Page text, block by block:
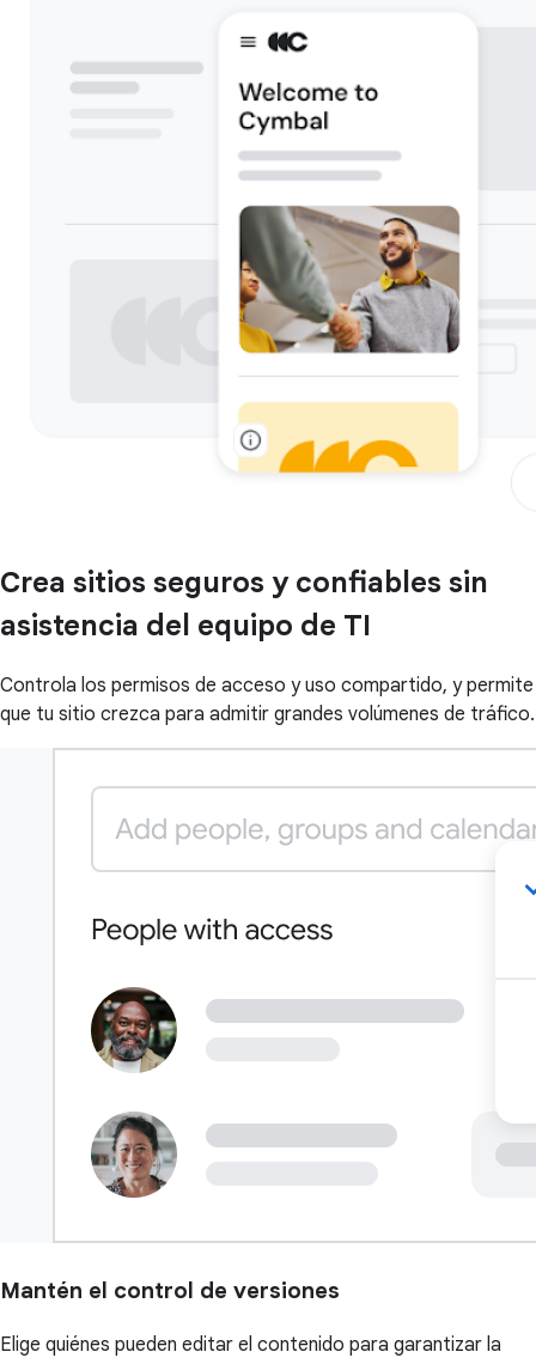
Crea sitios seguros y confiables sin
asistencia del equipo de TI
Controla los permisos de acceso y uso compartido, y permite
que tu sitio crezca para admitir grandes volúmenes de tráfico.
Mantén el control de versiones
Elige quiénes pueden editar el contenido para garantizar la